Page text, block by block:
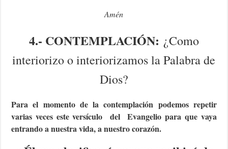
Amén
4.- CONTEMPLACIÓN: ¿Como
interiorizo o interiorizamos la Palabra de
Dios?
Para el momento de la contemplación podemos repetir
varias veces este versículo del Evangelio para que vaya
entrando a nuestra vida, a nuestro corazón.